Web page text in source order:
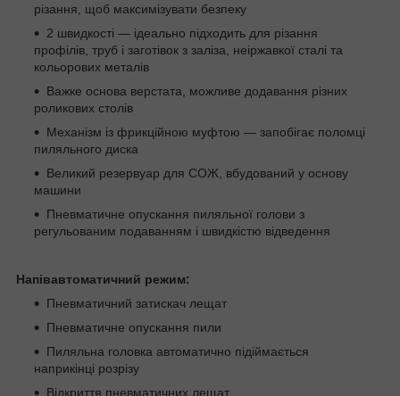
різання, щоб максимізувати безпеку
2 швидкості — ідеально підходить для різання
профілів, труб і заготівок з заліза, неіржавкої сталі та
кольорових металів
Важке основа верстата, можливе додавання різних
роликових столів
Механізм із фрикційною муфтою — запобігає поломці
пиляльного диска
Великий резервуар для СОЖ, вбудований у основу
машини
Пневматичне опускання пиляльної голови з
регульованим подаванням і швидкістю відведення
Напівавтоматичний режим:
Пневматичний затискач лещат
Пневматичне опускання пили
Пиляльна головка автоматично підіймається
наприкінці розрізу
Відкриття пневматичних лещат